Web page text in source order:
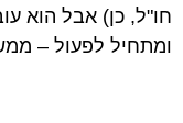
חו"ל, כן) אבל הוא
ומתחיל לפעול –